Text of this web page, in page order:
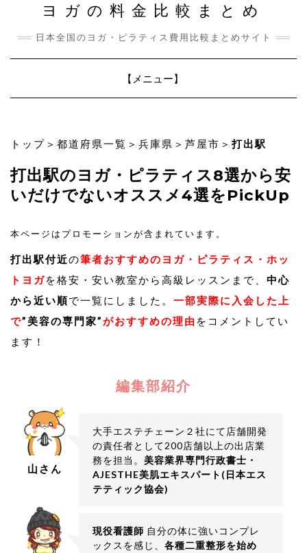
ヨガの料金比較まとめ
日本全国のヨガ・ピラティス費用比較まとめサイト
【メニュー】
トップ ＞ 都道府県一覧 ＞ 兵庫県 ＞ 芦屋市 ＞打出駅
打出駅のヨガ・ピラティス8選から安
いだけでないオススメ4選をPickUp
本ページはプロモーションが含まれています。
打出駅付近の筆者おすすめのヨガ・ピラティス・ホッ
トヨガを格安・安い教室から高級レッスンまで、 中心
から近い順で一覧にしました。 一部実際に入会した上
で”美容の専門家”がおすすめの理由 をコメントしてい
ます！
編集部紹介
山さん
大手エステチェーン２社にて店舗開発
の責任者として200店舗以上の出店業
務を担当。 美容業界専門行政書士・
AJESTHE美肌エキスパート(日本エス
テティック協会)
現役看護師 自分の体に強いコンプレ
ックスを感じ、 各種二重整形を始め